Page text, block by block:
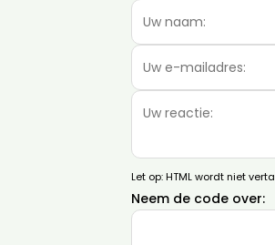
Let op:HTML wordt niet
Neem de code over: